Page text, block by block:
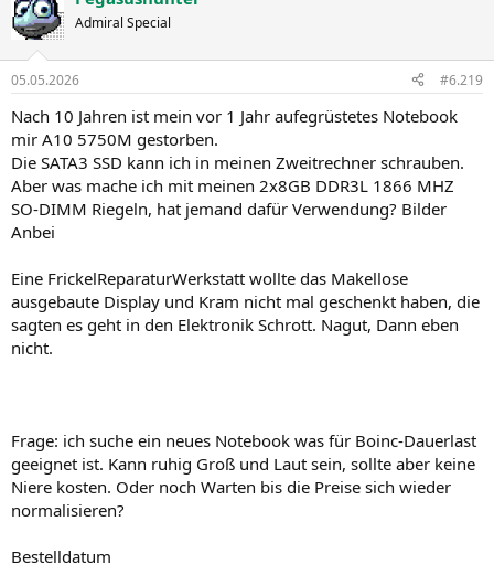
Admiral Special
05.05.2026 #6.219
Nach 10 Jahren ist mein vor 1 Jahr aufegrüstetes Notebook
mir A10 5750M gestorben.
Die SATA3 SSD kann ich in meinen Zweitrechner schrauben.
Aber was mache ich mit meinen 2x8GB DDR3L 1866 MHZ
SO-DIMM Riegeln, hat jemand dafür Verwendung? Bilder
Anbei
Eine FrickelReparaturWerkstatt wollte das Makellose
ausgebaute Display und Kram nicht mal geschenkt haben, die
sagten es geht in den Elektronik Schrott. Nagut, Dann eben
nicht.
Frage: ich suche ein neues Notebook was für Boinc-Dauerlast
geeignet ist. Kann ruhig Groß und Laut sein, sollte aber keine
Niere kosten. Oder noch Warten bis die Preise sich wieder
normalisieren?
Bestelldatum